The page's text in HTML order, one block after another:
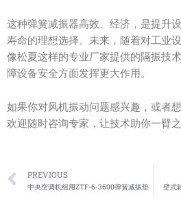
这种弹簧减振器高效、经济，是提升
寿命的理想选择。未来，随着对工业
像松夏这样的专业厂家提供的隔振技
障设备安全方面发挥更大作用。
如果你对风机振动问题感兴趣，或者
欢迎随时咨询专家，让技术助你一臂之
Prev
PREVIOUS
中央空调机组用ZTF-6-3600弹簧减振垫 壁式